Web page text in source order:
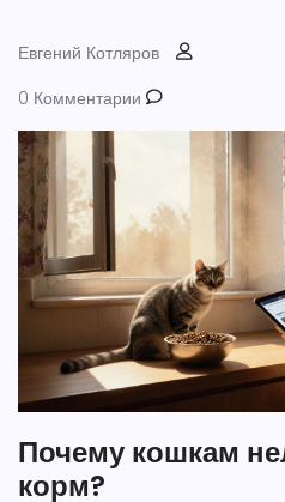
Евгений Котляров
0 Комментарии
Почему кошкам
корм?